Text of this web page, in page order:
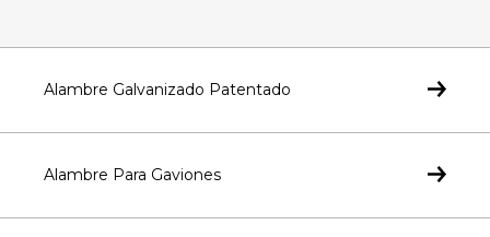
Alambre Galvanizado Patentado
Alambre Para Gaviones